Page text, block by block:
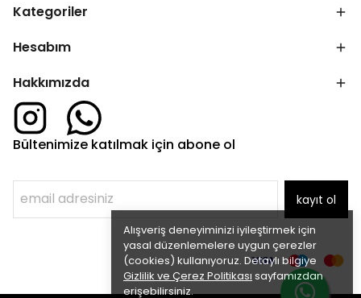
Alışveriş deneyiminizi iyileştirmek için
yasal düzenlemelere uygun çerezler
(cookies) kullanıyoruz. Detaylı bilgiye
Gizlilik ve Çerez Politikası sayfamızdan
erişebilirsiniz.
Kategoriler
Hesabım
Hakkımızda
Bültenimize katılmak için abone ol
kayıt ol